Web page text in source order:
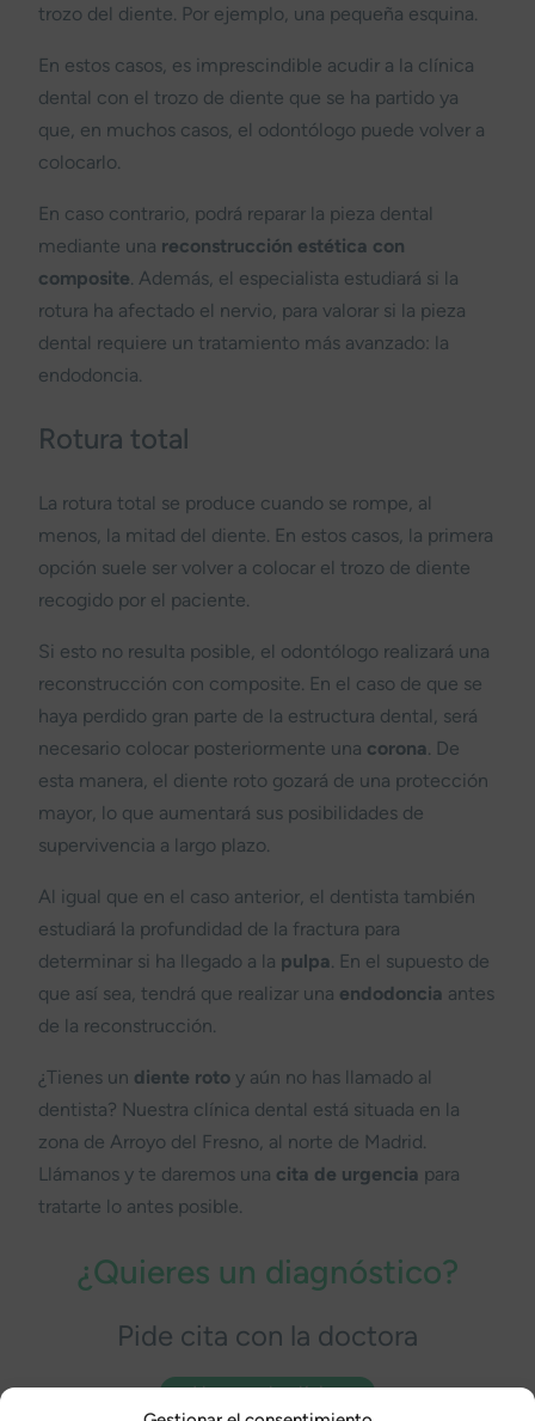
trozo del diente. Por ejemplo, una pequeña esquina.
En estos casos, es imprescindible acudir a la clínica
dental con el trozo de diente que se ha partido ya
que, en muchos casos, el odontólogo puede volver a
colocarlo.
En caso contrario, podrá reparar la pieza dental
mediante una reconstrucción estética con
composite . Además, el especialista estudiará si la
rotura ha afectado el nervio, para valorar si la pieza
dental requiere un tratamiento más avanzado: la
endodoncia.
Rotura total
La rotura total se produce cuando se rompe, al
menos, la mitad del diente. En estos casos, la primera
opción suele ser volver a colocar el trozo de diente
recogido por el paciente.
Si esto no resulta posible, el odontólogo realizará una
reconstrucción con composite. En el caso de que se
haya perdido gran parte de la estructura dental, será
necesario colocar posteriormente una corona . De
esta manera, el diente roto gozará de una protección
mayor, lo que aumentará sus posibilidades de
supervivencia a largo plazo.
Al igual que en el caso anterior, el dentista también
estudiará la profundidad de la fractura para
determinar si ha llegado a la pulpa . En el supuesto de
que así sea, tendrá que realizar una endodoncia antes
de la reconstrucción.
¿Tienes un diente roto y aún no has llamado al
dentista? Nuestra clínica dental está situada en la
zona de Arroyo del Fresno, al norte de Madrid.
Llámanos y te daremos una cita de urgencia para
tratarte lo antes posible.
¿Quieres un diagnóstico?
Pide cita con la doctora
Llamar a la clínica